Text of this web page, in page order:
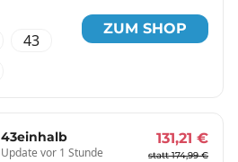
43
ZUM SHOP
43einhalb
Update vor 1 Stunde
131,21 €
statt 174,99 €